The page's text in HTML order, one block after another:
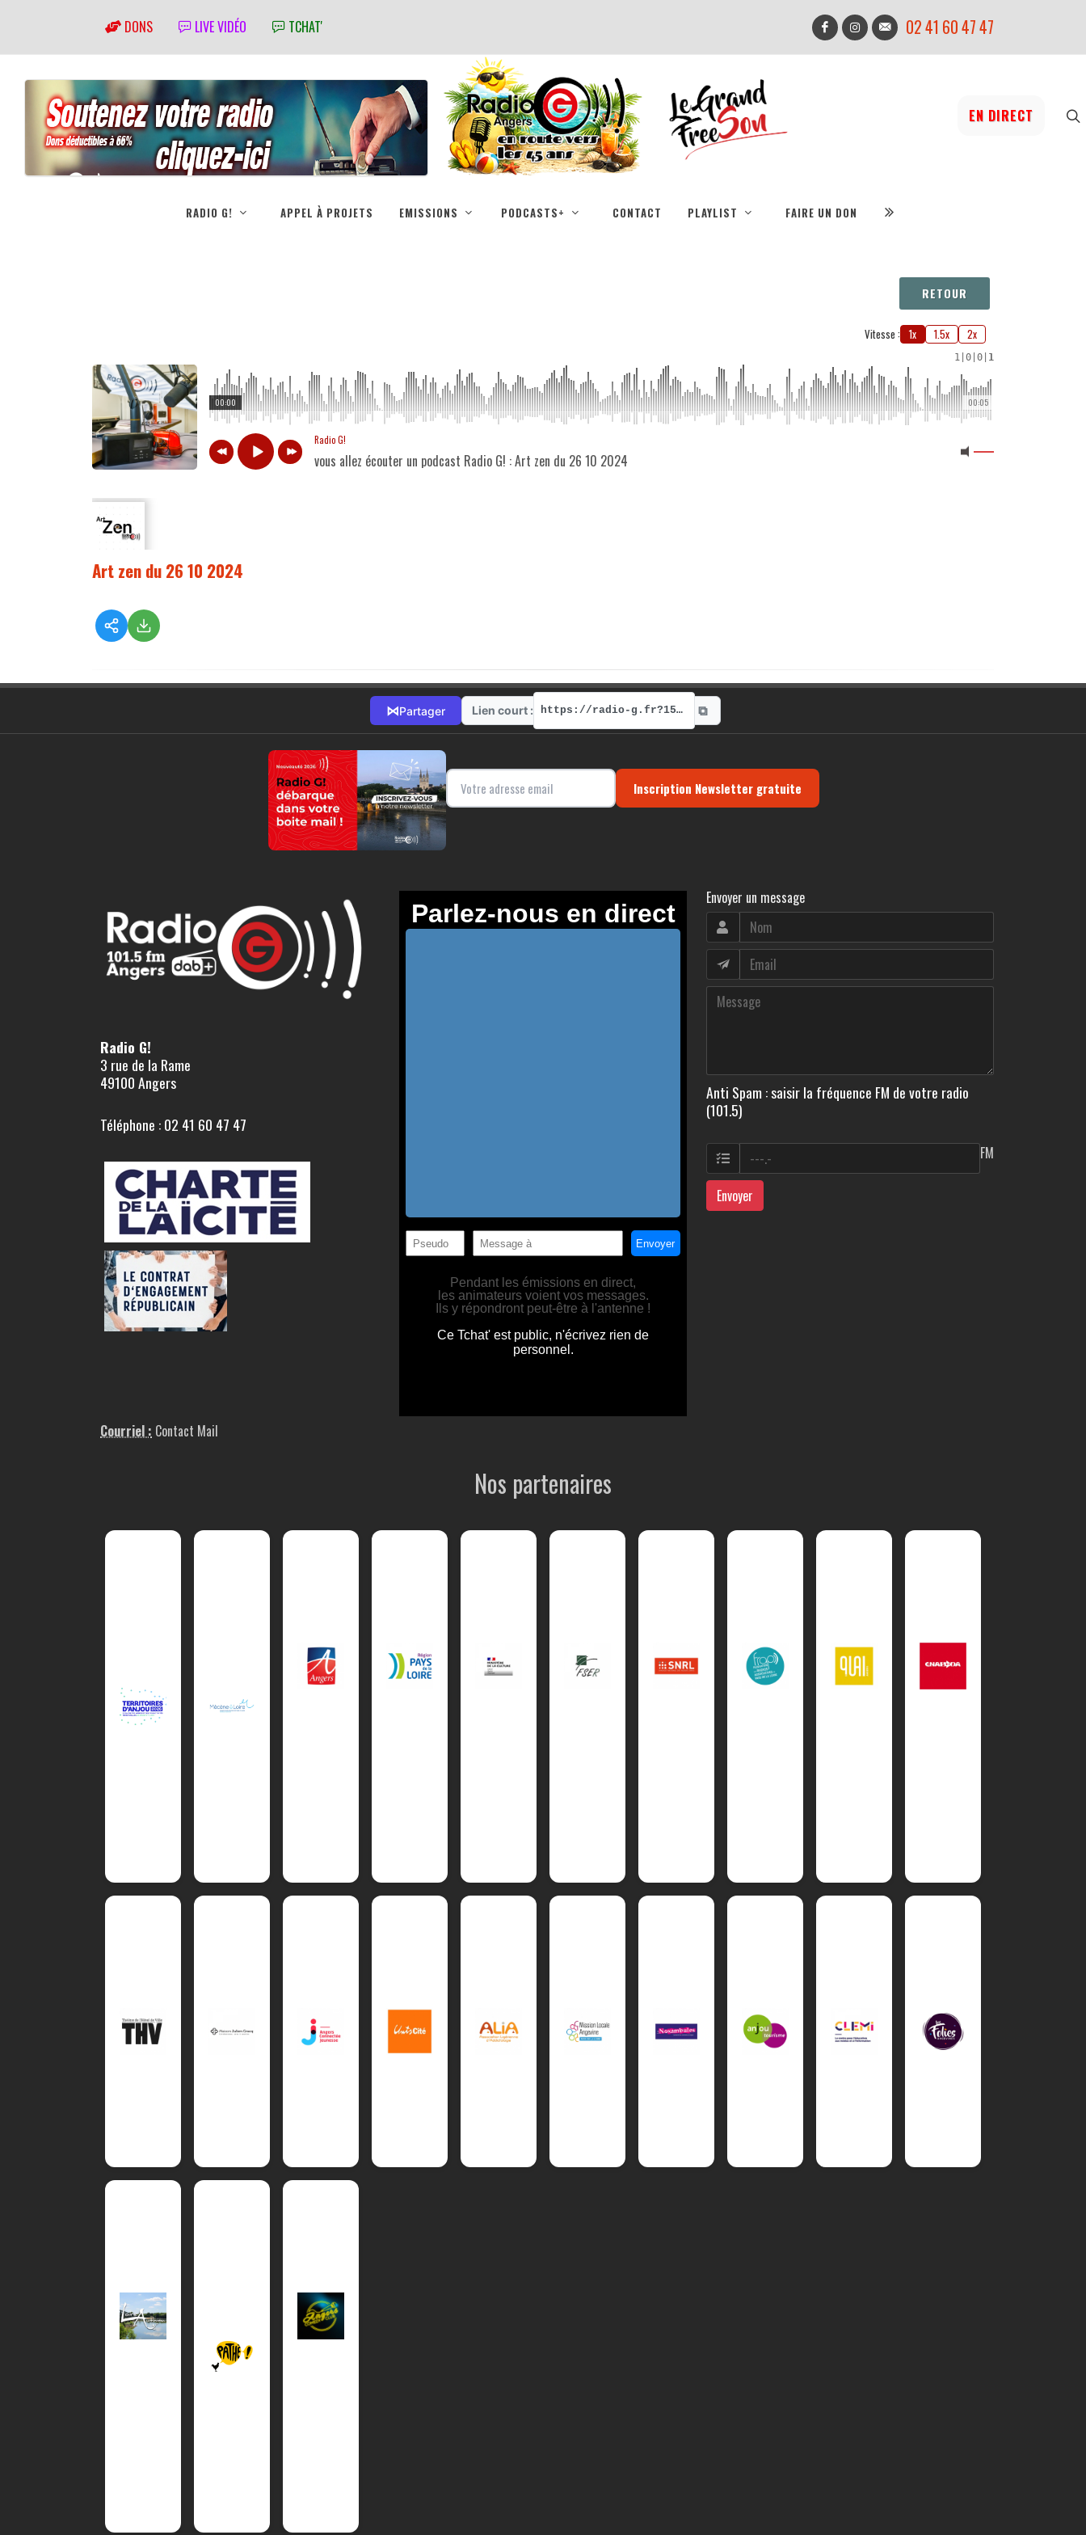
DONS LIVE VIDÉO TCHAT' 02 41 60 47 47
EN DIRECT
RADIO G! APPEL À PROJETS EMISSIONS PODCASTS+ CONTACT PLAYLIST FAIRE UN DON
RETOUR
Vitesse : 1x 1.5x 2x
1 0 0 1
00:05
00:00
Radio G!
vous allez écouter un podcast Radio G! : Art zen du 26 10 2024
Art zen du 26 10 2024
⋈Partager Lien court : https://radio-g.fr?15757 ⧉
Inscription Newsletter gratuite
Radio G!
3 rue de la Rame
49100 Angers
Téléphone : 02 41 60 47 47
Courriel : Contact Mail
Envoyer un message
Anti Spam : saisir la fréquence FM de votre radio
(101.5)
FM
Envoyer
Nos partenaires